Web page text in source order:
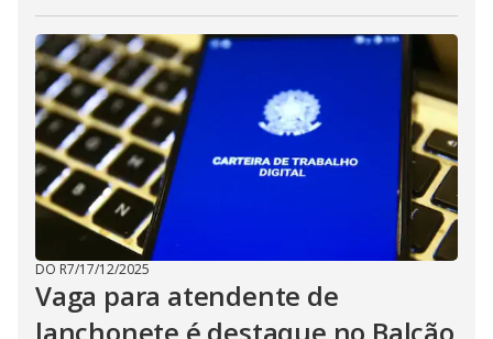
DO R7/17/12/2025
Vaga para atendente de